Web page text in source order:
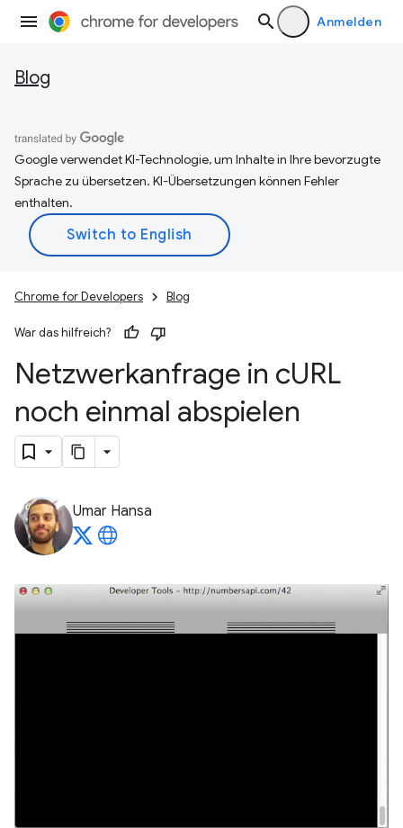
Anmelden
Blog
Google verwendet KI-Technologie, um Inhalte in Ihre bevorzugte
Sprache zu übersetzen. KI-Übersetzungen können Fehler
enthalten.
Chrome for Developers Blog
War das hilfreich?
Netzwerkanfrage in cURL
noch einmal abspielen
Umar Hansa